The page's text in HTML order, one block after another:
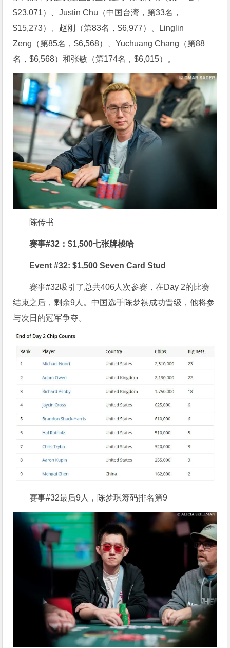
$23,071）、Justin Chu（中国台湾，第33名，
$15,273）、赵刚（第83名，$6,977）、Linglin
Zeng（第85名，$6,568）、Yuchuang Chang（第88
名，$6,568）和张敏（第174名，$6,015）。
陈传书
赛事#32：$1,500七张牌梭哈
Event #32: $1,500 Seven Card Stud
赛事#32吸引了总共406人次参赛，在Day 2的比赛
结束之后，剩余9人。中国选手陈梦祺成功晋级，他将参
与次日的冠军争夺。
赛事#32最后9人，陈梦琪筹码排名第9